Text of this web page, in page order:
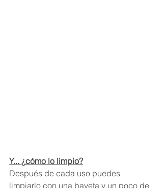
Y... ¿cómo lo limpio?
Después de cada uso puedes
limpiarlo con una bayeta y un poco de